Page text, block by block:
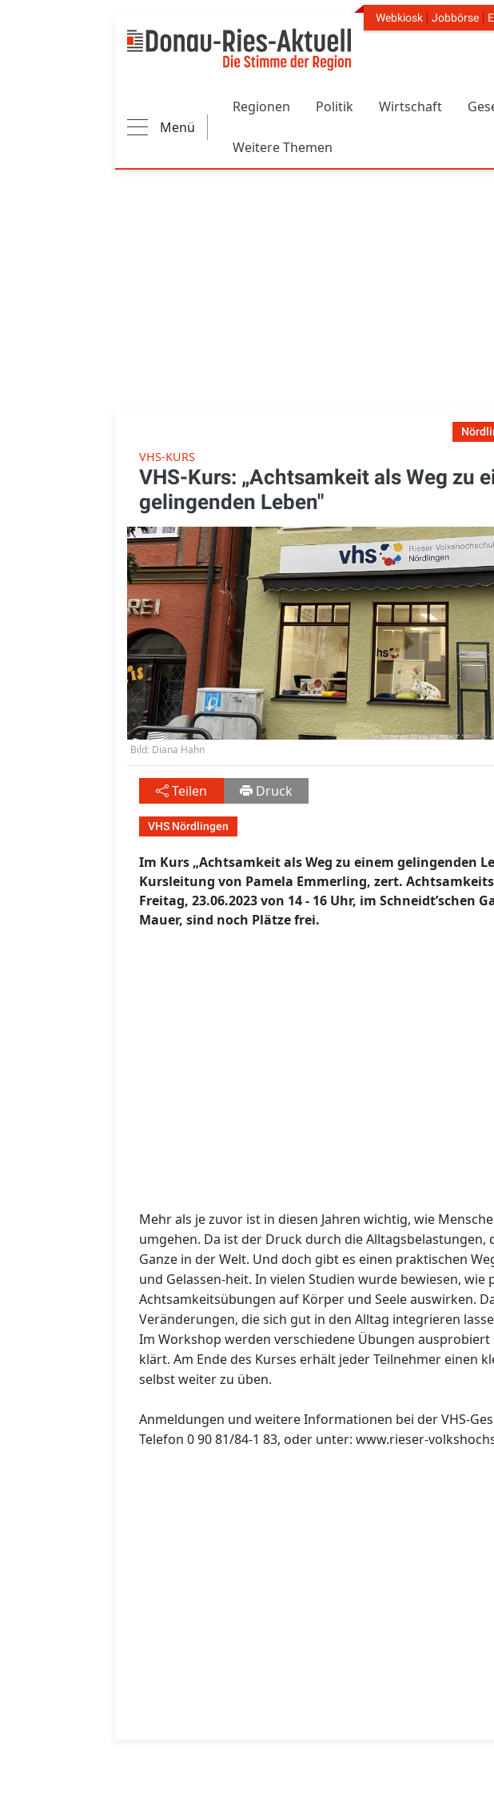
Header
Webkiosk Jobbörse
Menü
Regionen Politik Wirtschaft
Weitere Themen
VHS-KURS
VHS-Kurs: „Achtsamkeit als Weg zu
gelingenden Leben"
Bild: Diana Hahn
Teilen Druck
VHS Nördlingen
Im Kurs „Achtsamkeit als Weg zu einem gelingenden
Kursleitung von Pamela Emmerling, zert.
Freitag, 23.06.2023 von 14 - 16 Uhr, im Schneidt’schen
Mauer, sind noch Plätze frei.
Mehr als je zuvor ist in diesen Jahren wichtig, wie
umgehen. Da ist der Druck durch die Alltagsbelastungen,
Ganze in der Welt. Und doch gibt es einen praktischen
und Gelassen-heit. In vielen Studien wurde bewiesen, wie
Achtsamkeitsübungen auf Körper und Seele auswirken.
Veränderungen, die sich gut in den Alltag integrieren
Im Workshop werden verschiedene Übungen
klärt. Am Ende des Kurses erhält jeder Teilnehmer einen
selbst weiter zu üben.
Anmeldungen und weitere Informationen bei der VHS-
Telefon 0 90 81/84-1 83, oder unter: www.rieser-